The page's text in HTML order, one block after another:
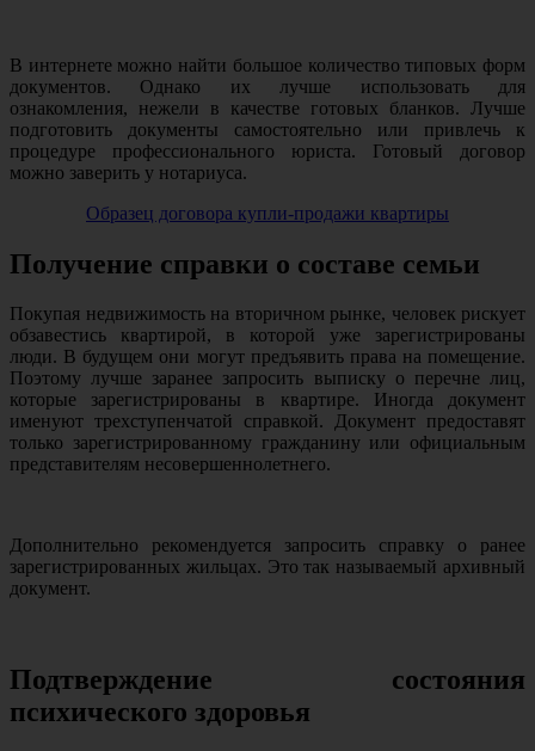
В интернете можно найти большое количество типовых форм
документов. Однако их лучше использовать для
ознакомления, нежели в качестве готовых бланков. Лучше
подготовить документы самостоятельно или привлечь к
процедуре профессионального юриста. Готовый договор
можно заверить у нотариуса.
Образец договора купли-продажи квартиры
Получение справки о составе семьи
Покупая недвижимость на вторичном рынке, человек рискует
обзавестись квартирой, в которой уже зарегистрированы
люди. В будущем они могут предъявить права на помещение.
Поэтому лучше заранее запросить выписку о перечне лиц,
которые зарегистрированы в квартире. Иногда документ
именуют трехступенчатой справкой. Документ предоставят
только зарегистрированному гражданину или официальным
представителям несовершеннолетнего.
Дополнительно рекомендуется запросить справку о ранее
зарегистрированных жильцах. Это так называемый архивный
документ.
Подтверждение состояния
психического здоровья